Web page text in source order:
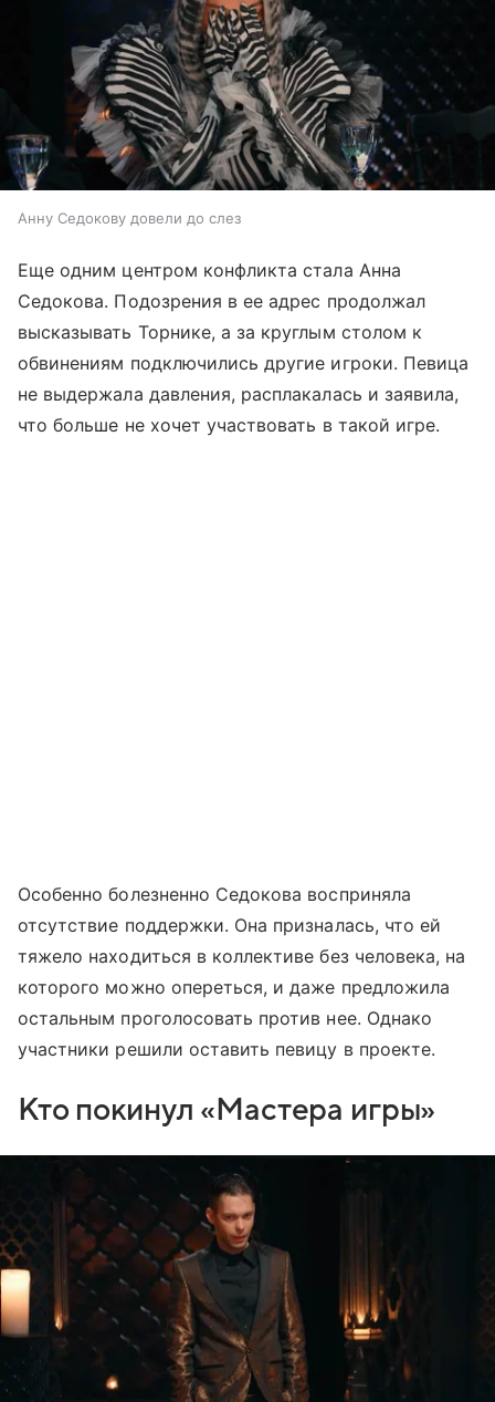
Анну Седокову довели до слез
Еще одним центром конфликта стала Анна
Седокова. Подозрения в ее адрес продолжал
высказывать Торнике, а за круглым столом к
обвинениям подключились другие игроки. Певица
не выдержала давления, расплакалась и заявила,
что больше не хочет участвовать в такой игре.
Особенно болезненно Седокова восприняла
отсутствие поддержки. Она призналась, что ей
тяжело находиться в коллективе без человека, на
которого можно опереться, и даже предложила
остальным проголосовать против нее. Однако
участники решили оставить певицу в проекте.
Кто покинул «Мастера игры»